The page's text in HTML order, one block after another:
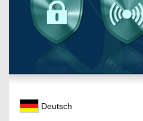
Deutsch